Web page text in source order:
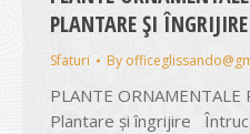
PLANTARE ȘI ÎNGRIJIRE
Sfaturi By
PLANTE ORNAMENTALE
Plantare și îngrijire